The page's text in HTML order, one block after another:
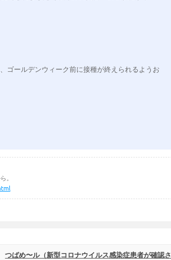
ゴールデンウィーク前に接種が終えられるようお
。
つばめ〜ル（新型コロナウイルス感染症患者が確認さ